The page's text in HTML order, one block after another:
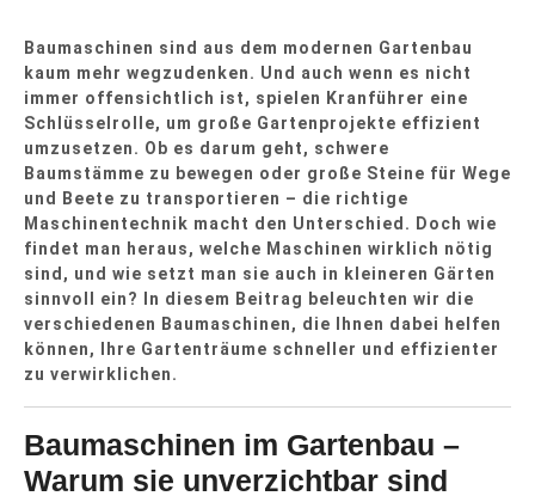
Baumaschinen sind aus dem modernen Gartenbau
kaum mehr wegzudenken. Und auch wenn es nicht
immer offensichtlich ist, spielen Kranführer eine
Schlüsselrolle, um große Gartenprojekte effizient
umzusetzen. Ob es darum geht, schwere
Baumstämme zu bewegen oder große Steine für Wege
und Beete zu transportieren – die richtige
Maschinentechnik macht den Unterschied. Doch wie
findet man heraus, welche Maschinen wirklich nötig
sind, und wie setzt man sie auch in kleineren Gärten
sinnvoll ein? In diesem Beitrag beleuchten wir die
verschiedenen Baumaschinen, die Ihnen dabei helfen
können, Ihre Gartenträume schneller und effizienter
zu verwirklichen.
Baumaschinen im Gartenbau –
Warum sie unverzichtbar sind